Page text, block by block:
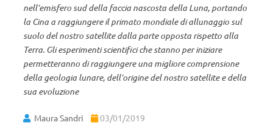
nell’emisfero sud della faccia nascosta della Luna, portando
la Cina a raggiungere il primato mondiale di allunaggio sul
suolo del nostro satellite dalla parte opposta rispetto alla
Terra. Gli esperimenti scientifici che stanno per iniziare
permetteranno di raggiungere una migliore comprensione
della geologia lunare, dell’origine del nostro satellite e della
sua evoluzione
Maura Sandri 03/01/2019